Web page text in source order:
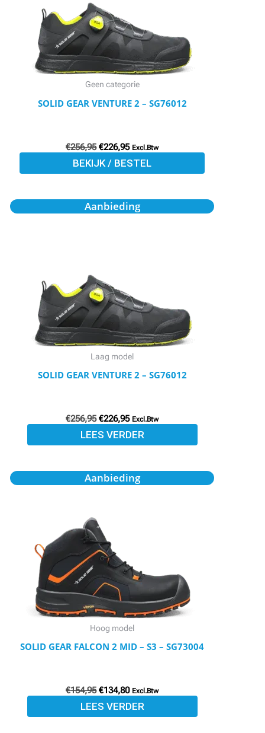
Geen categorie
SOLID GEAR VENTURE 2 – SG76012
€256,95 €226,95 Excl.Btw
BEKIJK / BESTEL
Deze
optie
kan
gekozen
worden
Aanbieding
Laag model
SOLID GEAR VENTURE 2 – SG76012
€256,95
Oorspronkelijke
prijs
€226,95
Huidige
prijs
Excl.Btw
LEES VERDER
Aanbieding
Hoog model
SOLID GEAR FALCON 2 MID – S3 – SG73004
€154,95
Oorspronkelijke
prijs
€134,80
Huidige
prijs
Excl.Btw
LEES VERDER